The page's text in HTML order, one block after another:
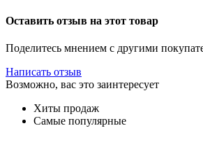
Оставить отзыв на этот товар
Поделитесь мнением с другими
Написать отзыв
Возможно, вас это заинтересует
Хиты продаж
Самые популярные